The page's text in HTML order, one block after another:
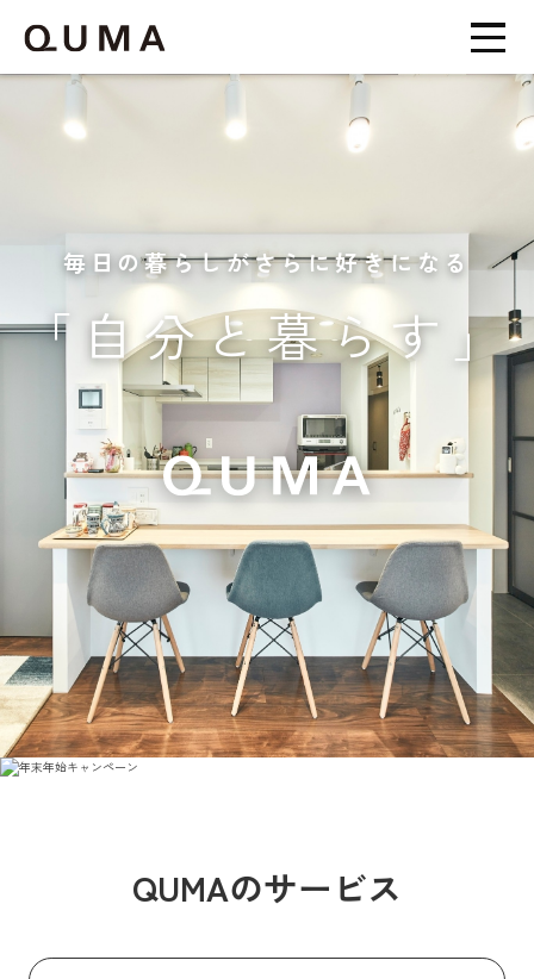
毎日の暮らしがさらに好きになる
「自分と暮らす」
QUMAのサービス